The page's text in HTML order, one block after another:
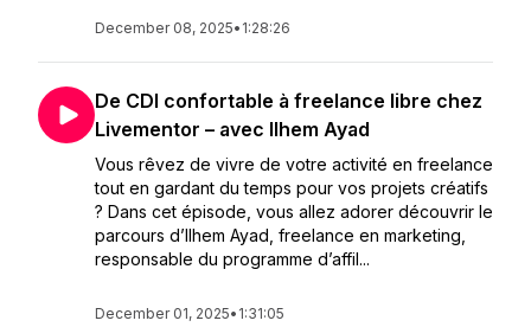
December 08, 2025• 1:28:26
De CDI confortable à freelance libre chez
Livementor – avec Ilhem Ayad
Vous rêvez de vivre de votre activité en freelance
tout en gardant du temps pour vos projets créatifs
? Dans cet épisode, vous allez adorer découvrir le
parcours d’Ilhem Ayad, freelance en marketing,
responsable du programme d’affil...
December 01, 2025• 1:31:05